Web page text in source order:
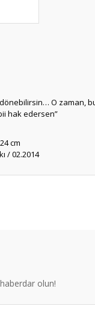
O zaman,
hak edersen”
cm
/ 02.2014
pahalı.
olmalı.
olun!